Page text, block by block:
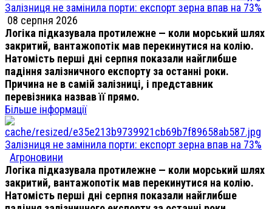
Залізниця не замінила порти: експорт зерна впав на 73%
08 серпня 2026
Логіка підказувала протилежне — коли морський шлях
закритий, вантажопотік мав перекинутися на колію.
Натомість перші дні серпня показали найглибше
падіння залізничного експорту за останні роки.
Причина не в самій залізниці, і представник
перевізника назвав її прямо.
Більше інформації
Залізниця не замінила порти: експорт зерна впав на 73%
Агроновини
Логіка підказувала протилежне — коли морський шлях
закритий, вантажопотік мав перекинутися на колію.
Натомість перші дні серпня показали найглибше